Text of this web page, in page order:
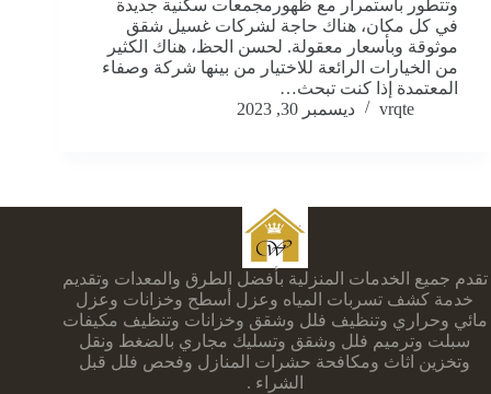
وتتطور باستمرار مع ظهورمجمعات سكنية جديدة
في كل مكان، هناك حاجة لشركات غسيل شقق
موثوقة وبأسعار معقولة. لحسن الحظ، هناك الكثير
من الخيارات الرائعة للاختيار من بينها شركة وصفاء
المعتمدة إذا كنت تبحث…
vrqte
ديسمبر 30, 2023
تقدم جميع الخدمات المنزلية بأفضل الطرق والمعدات وتقديم
خدمة كشف تسربات المياه وعزل أسطح وخزانات وعزل
مائي وحراري وتنظيف فلل وشقق وخزانات وتنظيف مكيفات
سبلت وترميم فلل وشقق وتسليك مجاري بالضغط ونقل
وتخزين اثاث ومكافحة حشرات المنازل وفحص فلل قبل
الشراء .